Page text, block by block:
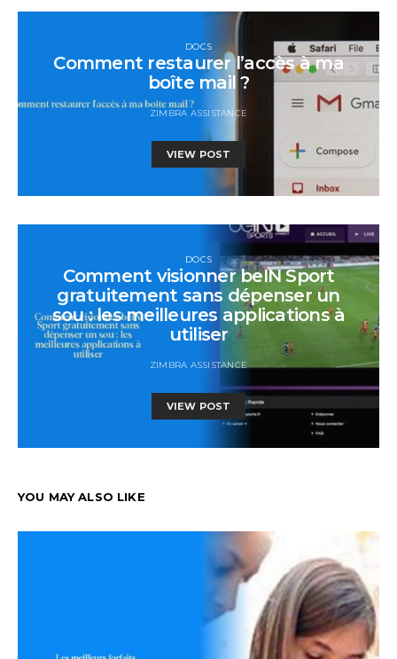
DOCS
Comment restaurer l’accès à ma
boîte mail ?
ZIMBRA ASSISTANCE
VIEW POST
DOCS
Comment visionner beIN Sport
gratuitement sans dépenser un
sou : les meilleures applications à
utiliser
ZIMBRA ASSISTANCE
VIEW POST
YOU MAY ALSO LIKE